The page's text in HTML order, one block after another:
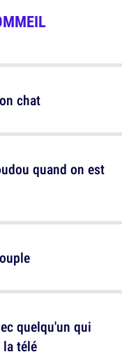
chat
quand on est
quelqu'un qui
la télé